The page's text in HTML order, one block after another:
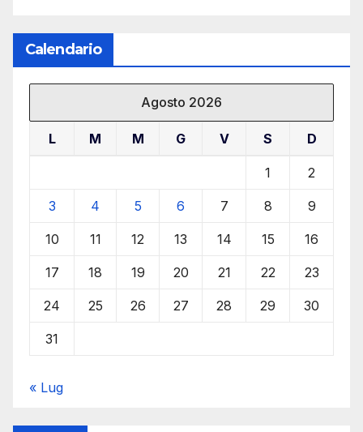
Calendario
Agosto 2026
L M M G V S D
1 2
3 4 5 6 7 8 9
10 11 12 13 14 15 16
17 18 19 20 21 22 23
24 25 26 27 28 29 30
31
« Lug